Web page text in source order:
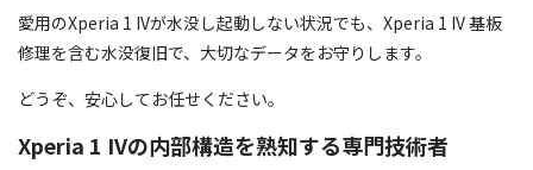
愛用のXperia 1 IVが水没し起動しない状況でも、Xperia 1 IV 基板
修理を含む水没復旧で、大切なデータをお守りします。
どうぞ、安心してお任せください。
Xperia 1 IVの内部構造を熟知する専門技術者